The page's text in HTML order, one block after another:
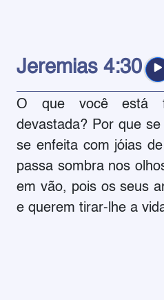
Jeremias 4:30
O que você está
devastada? Por que
se enfeita com jóias
passa sombra nos
em vão, pois os seus
e querem tirar-lhe a